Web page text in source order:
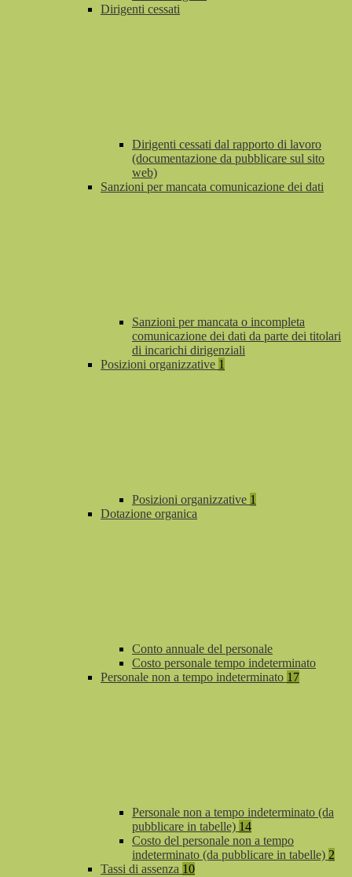
Dirigenti cessati
Dirigenti cessati dal rapporto di lavoro
(documentazione da pubblicare sul sito
web)
Sanzioni per mancata comunicazione dei dati
Sanzioni per mancata o incompleta
comunicazione dei dati da parte dei titolari
di incarichi dirigenziali
Posizioni organizzative 1
Posizioni organizzative 1
Dotazione organica
Conto annuale del personale
Costo personale tempo indeterminato
Personale non a tempo indeterminato 17
Personale non a tempo indeterminato (da
pubblicare in tabelle) 14
Costo del personale non a tempo
indeterminato (da pubblicare in tabelle) 2
Tassi di assenza 10